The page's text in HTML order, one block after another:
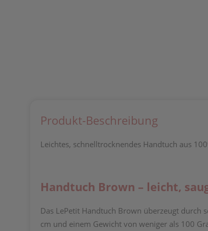
Produkt-Beschreibung
Leichtes, schnelltrocknendes Handtuch aus
Handtuch Brown – leicht,
Das LePetit Handtuch Brown überzeugt
cm und einem Gewicht von weniger als 100